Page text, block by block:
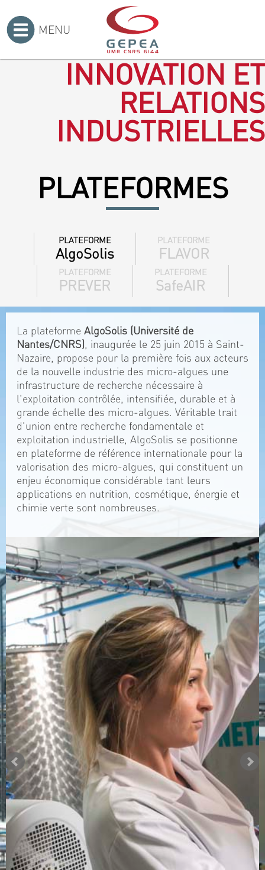
MENU
INNOVATION ET
RELATIONS
INDUSTRIELLES
PLATEFORMES
PLATEFORME
AlgoSolis
PLATEFORME
FLAVOR
PLATEFORME
PREVER
PLATEFORME
SafeAIR
La plateforme AlgoSolis (Université de
Nantes/CNRS), inaugurée le 25 juin 2015 à Saint-
Nazaire, propose pour la première fois aux acteurs
de la nouvelle industrie des micro-algues une
infrastructure de recherche nécessaire à
l'exploitation contrôlée, intensifiée, durable et à
grande échelle des micro-algues. Véritable trait
d'union entre recherche fondamentale et
exploitation industrielle, AlgoSolis se positionne
en plateforme de référence internationale pour la
valorisation des micro-algues, qui constituent un
enjeu économique considérable tant leurs
applications en nutrition, cosmétique, énergie et
chimie verte sont nombreuses.